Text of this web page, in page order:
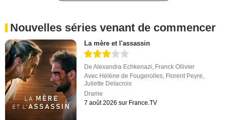
Nouvelles séries venant de commencer
La mère et l'assassin
DeAlexandra Echkenazi, Franck Ollivier
Avec Hélène de Fougerolles, Florent Peyre,
Juliette Delacroix
Drame
7 août 2026 sur France.TV